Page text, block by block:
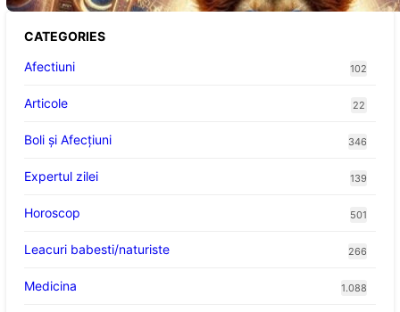
CATEGORIES
Afectiuni
102
Articole 22
Boli și Afecțiuni 346
Expertul zilei 139
Horoscop 501
Leacuri babesti/naturiste 266
Medicina 1.088